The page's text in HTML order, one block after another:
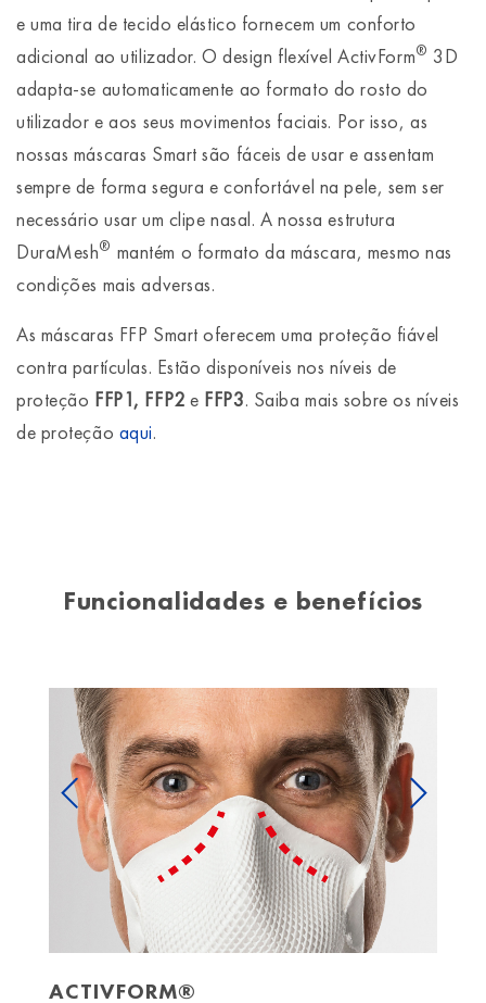
e uma tira de tecido elástico fornecem um conforto
adicional ao utilizador. O design flexível ActivForm® 3D
adapta-se automaticamente ao formato do rosto do
utilizador e aos seus movimentos faciais. Por isso, as
nossas máscaras Smart são fáceis de usar e assentam
sempre de forma segura e confortável na pele, sem ser
necessário usar um clipe nasal. A nossa estrutura
DuraMesh® mantém o formato da máscara, mesmo nas
condições mais adversas.
As máscaras FFP Smart oferecem uma proteção fiável
contra partículas. Estão disponíveis nos níveis de
proteção FFP1, FFP2 e FFP3. Saiba mais sobre os níveis
de proteção aqui.
Funcionalidades e benefícios
ACTIVFORM®
Previous Next